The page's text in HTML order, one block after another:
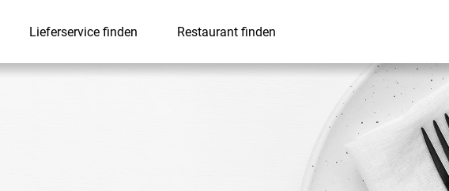
Lieferservice finden Restaurant finden